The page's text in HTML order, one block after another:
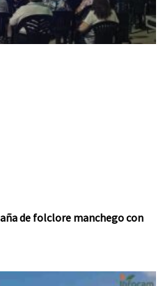
de folclore manchego con